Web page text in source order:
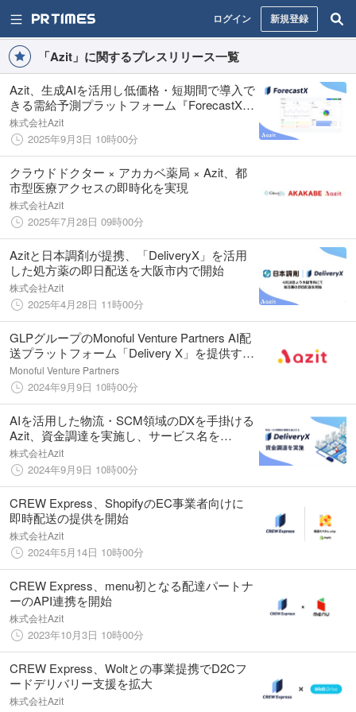
ログイン 新規登録
「Azit」に関するプレスリリース一覧
Azit、生成AIを活用し低価格・短期間で導入で
きる需給予測プラットフォーム『ForecastX』
を正式リリース
株式会社Azit
2025年9月3日 10時00分
クラウドドクター × アカカベ薬局 × Azit、都
市型医療アクセスの即時化を実現
株式会社Azit
2025年7月28日 09時00分
Azitと日本調剤が提携、「DeliveryX」を活用
した処方薬の即日配送を大阪市内で開始
株式会社Azit
2025年4月28日 11時00分
GLPグループのMonoful Venture Partners AI配
送プラットフォーム「Delivery X」を提供する
株式会社Azitへリード投資家として出資参画
Monoful Venture Partners
2024年9月9日 10時00分
AIを活用した物流・SCM領域のDXを手掛ける
Azit、資金調達を実施し、サービス名を
「DeliveryX」へ
株式会社Azit
2024年9月9日 10時00分
CREW Express、ShopifyのEC事業者向けに
即時配送の提供を開始
株式会社Azit
2024年5月14日 10時00分
CREW Express、menu初となる配達パートナ
ーのAPI連携を開始
株式会社Azit
2023年10月3日 10時00分
CREW Express、Woltとの事業提携でD2Cフ
ードデリバリー支援を拡大
株式会社Azit